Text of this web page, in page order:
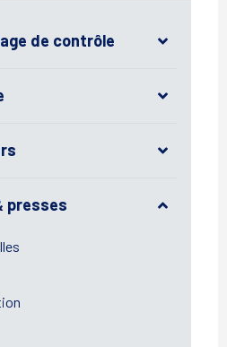
de contrôle
presses